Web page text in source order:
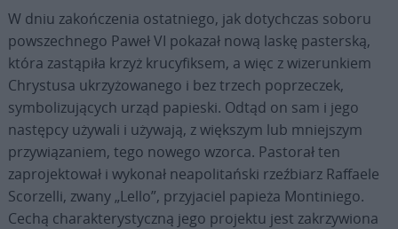
W dniu zakończenia ostatniego, jak dotychczas soboru
powszechnego Paweł VI pokazał nową laskę pasterską,
która zastąpiła krzyż krucyfiksem, a więc z wizerunkiem
Chrystusa ukrzyżowanego i bez trzech poprzeczek,
symbolizujących urząd papieski. Odtąd on sam i jego
następcy używali i używają, z większym lub mniejszym
przywiązaniem, tego nowego wzorca. Pastorał ten
zaprojektował i wykonał neapolitański rzeźbiarz Raffaele
Scorzelli, zwany „Lello”, przyjaciel papieża Montiniego.
Cechą charakterystyczną jego projektu jest zakrzywiona